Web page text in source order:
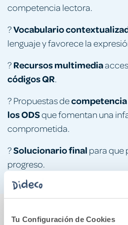
Tu Configuración de Cookies
competencia lectora.
?Vocabulario
lenguaje y favorece la
? Recursos multimedia
códigos QR.
? Propuestas de
los ODSque fomentan una
comprometida.
?Solucionario final para que
progreso.